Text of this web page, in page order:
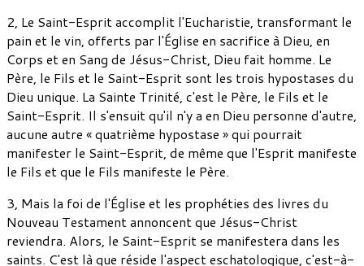
2, Le Saint-Esprit accomplit l'Eucharistie, transformant le
pain et le vin, offerts par l'Église en sacrifice à Dieu, en
Corps et en Sang de Jésus-Christ, Dieu fait homme. Le
Père, le Fils et le Saint-Esprit sont les trois hypostases du
Dieu unique. La Sainte Trinité, c'est le Père, le Fils et le
Saint-Esprit. Il s'ensuit qu'il n'y a en Dieu personne d'autre,
aucune autre « quatrième hypostase » qui pourrait
manifester le Saint-Esprit, de même que l'Esprit manifeste
le Fils et que le Fils manifeste le Père.
3, Mais la foi de l'Église et les prophéties des livres du
Nouveau Testament annoncent que Jésus-Christ
reviendra. Alors, le Saint-Esprit se manifestera dans les
saints. C'est là que réside l'aspect eschatologique, c'est-à-